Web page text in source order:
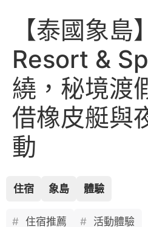
【泰國象島
Resort &
繞，秘境渡
借橡皮艇與
動
住宿 象島 體驗
住宿推薦 活動體驗